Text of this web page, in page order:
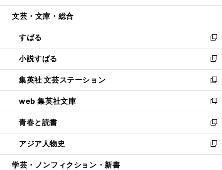
開
ウ
開
く
ン
ウ
で
開
く
ウ
ン
ド
ウ
で
開
く
文芸・文庫・総合
すばる
新
し
い
ウ
ィ
ン
ド
ウ
で
開
く
小説すばる
新
し
い
ウ
ィ
ン
ド
ウ
で
開
集英社 文芸ステーション
新
し
い
ウ
ィ
ン
ド
ウ
web 集英社文庫
新
し
い
ウ
ィ
ン
青春と読書
新
し
い
ウ
アジア人物史
新
し
学芸・ノンフィクション・新書